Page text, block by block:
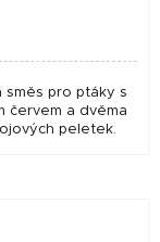
směs pro ptáky s
červem a dvěma
peletek.